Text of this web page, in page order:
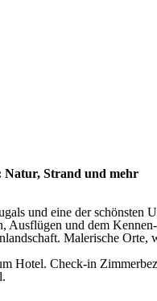
Natur, Strand und mehr
und eine der schönsten
und dem
Malerische
Hotel. Check-in